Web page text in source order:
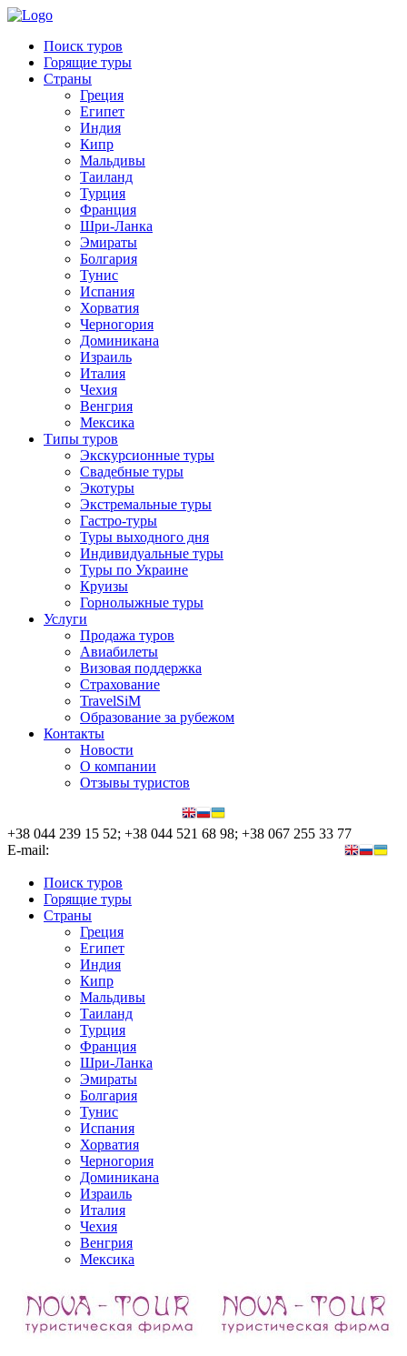
Поиск туров
Горящие туры
Страны
Греция
Египет
Индия
Кипр
Мальдивы
Таиланд
Турция
Франция
Шри-Ланка
Эмираты
Болгария
Тунис
Испания
Хорватия
Черногория
Доминикана
Израиль
Италия
Чехия
Венгрия
Мексика
Типы туров
Экскурсионные туры
Свадебные туры
Экотуры
Экстремальные туры
Гастро-туры
Туры выходного дня
Индивидуальные туры
Туры по Украине
Круизы
Горнолыжные туры
Услуги
Продажа туров
Авиабилеты
Визовая поддержка
Страхование
TravelSiM
Образование за рубежом
Контакты
Новости
О компании
Отзывы туристов
+38 044 239 15 52; +38 044 521 68 98; +38 067 255 33 77
E-mail:
Поиск туров
Горящие туры
Страны
Греция
Египет
Индия
Кипр
Мальдивы
Таиланд
Турция
Франция
Шри-Ланка
Эмираты
Болгария
Тунис
Испания
Хорватия
Черногория
Доминикана
Израиль
Италия
Чехия
Венгрия
Мексика
Отправить